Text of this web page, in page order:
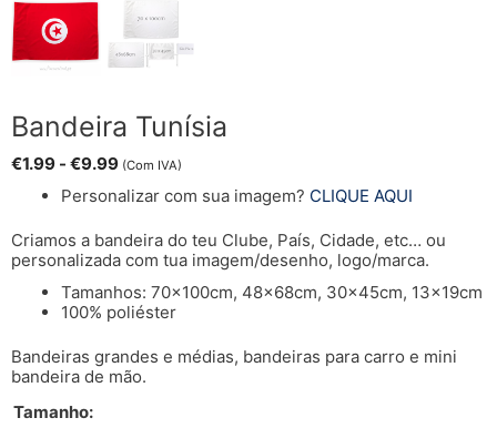
Bandeira Tunísia
€1.99 - €9.99 (Com IVA)
Personalizar com sua imagem? CLIQUE AQUI
Criamos a bandeira do teu Clube, País, Cidade, etc… ou
personalizada com tua imagem/desenho, logo/marca.
Tamanhos: 70x100cm, 48x68cm, 30x45cm, 13x19cm
100% poliéster
Bandeiras grandes e médias, bandeiras para carro e mini
bandeira de mão.
Tamanho: